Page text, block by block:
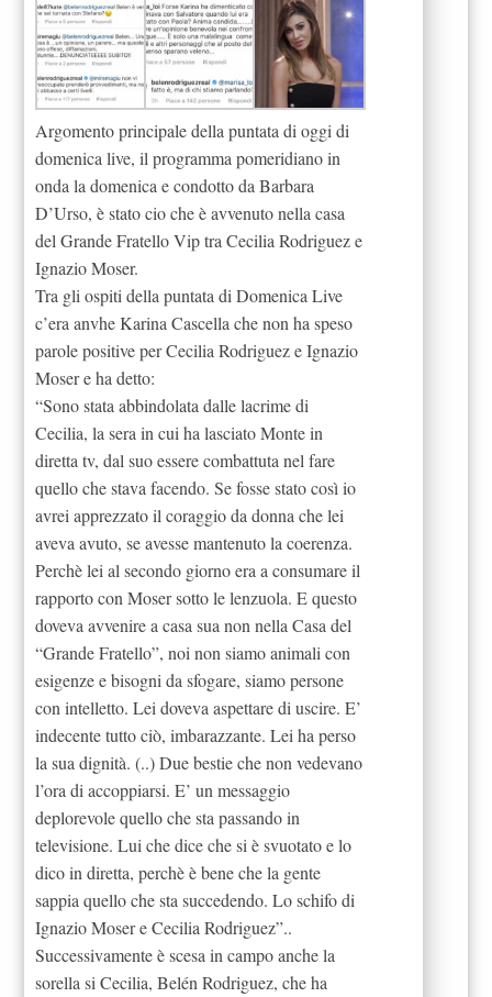
Argomento principale della puntata di oggi di
domenica live, il programma pomeridiano in
onda la domenica e condotto da Barbara
D’Urso, è stato cio che è avvenuto nella casa
del Grande Fratello Vip tra Cecilia Rodriguez e
Ignazio Moser.
Tra gli ospiti della puntata di Domenica Live
c’era anvhe Karina Cascella che non ha speso
parole positive per Cecilia Rodriguez e Ignazio
Moser e ha detto:
“Sono stata abbindolata dalle lacrime di
Cecilia, la sera in cui ha lasciato Monte in
diretta tv, dal suo essere combattuta nel fare
quello che stava facendo. Se fosse stato così io
avrei apprezzato il coraggio da donna che lei
aveva avuto, se avesse mantenuto la coerenza.
Perchè lei al secondo giorno era a consumare il
rapporto con Moser sotto le lenzuola. E questo
doveva avvenire a casa sua non nella Casa del
“Grande Fratello”, noi non siamo animali con
esigenze e bisogni da sfogare, siamo persone
con intelletto. Lei doveva aspettare di uscire. E’
indecente tutto ciò, imbarazzante. Lei ha perso
la sua dignità. (..) Due bestie che non vedevano
l’ora di accoppiarsi. E’ un messaggio
deplorevole quello che sta passando in
televisione. Lui che dice che si è svuotato e lo
dico in diretta, perchè è bene che la gente
sappia quello che sta succedendo. Lo schifo di
Ignazio Moser e Cecilia Rodriguez”..
Successivamente è scesa in campo anche la
sorella si Cecilia, Belén Rodriguez, che ha